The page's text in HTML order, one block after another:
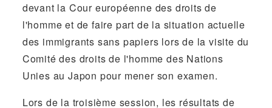
devant la Cour européenne des droits de
l'homme et de faire part de la situation actuelle
des immigrants sans papiers lors de la visite du
Comité des droits de l'homme des Nations
Unies au Japon pour mener son examen.
Lors de la troisième session, les résultats de